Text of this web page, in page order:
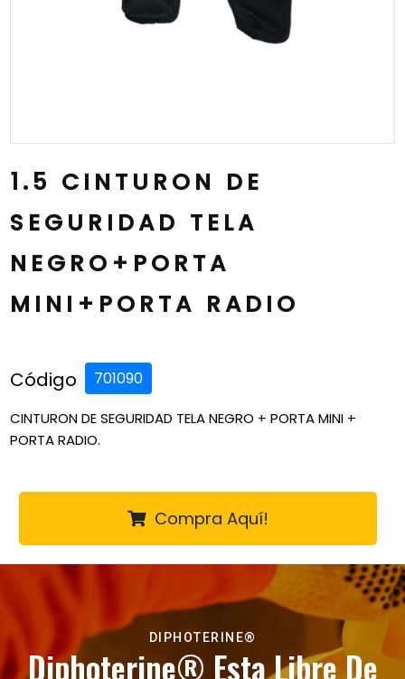
1.5 CINTURON DE
SEGURIDAD TELA
NEGRO+PORTA
MINI+PORTA RADIO
Código 701090
CINTURON DE SEGURIDAD TELA NEGRO + PORTA MINI +
PORTA RADIO.
Compra Aquí!
DIPHOTERINE®
Diphoterine® Esta Libre De